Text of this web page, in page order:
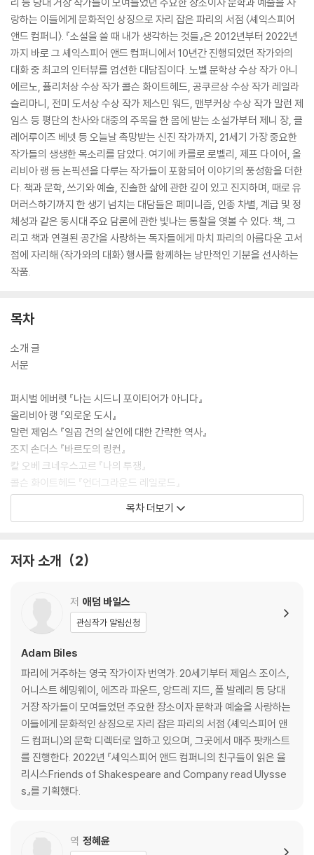
랑하는 이들에게 문화적인 상징으로 자리 잡은 파리의 서점 〈셰익스피어
앤드 컴퍼니〉. 『소설을 쓸 때 내가 생각하는 것들』은 2012년부터 2022년
까지 바로 그 셰익스피어 앤드 컴퍼니에서 10년간 진행되었던 작가와의
대화 중 최고의 인터뷰를 엄선한 대담집이다. 노벨 문학상 수상 작가 아니
에르노, 퓰리처상 수상 작가 콜슨 화이트헤드, 공쿠르상 수상 작가 레일라
슬리마니, 전미 도서상 수상 작가 제스민 워드, 맨부커상 수상 작가 말런 제
임스 등 평단의 찬사와 대중의 주목을 한 몸에 받는 소설가부터 제니 장, 클
레어루이즈 베넷 등 오늘날 촉망받는 신진 작가까지, 21세기 가장 중요한
작가들의 생생한 목소리를 담았다. 여기에 카를로 로벨리, 제프 다이어, 올
리비아 랭 등 논픽션을 다루는 작가들이 포함되어 이야기의 풍성함을 더한
다. 책과 문학, 쓰기와 예술, 진솔한 삶에 관한 깊이 있고 진지하며, 때로 유
머러스하기까지 한 생기 넘치는 대담들은 페미니즘, 인종 차별, 계급 및 정
체성과 같은 동시대 주요 담론에 관한 빛나는 통찰을 엿볼 수 있다. 책, 그
리고 책과 연결된 공간을 사랑하는 독자들에게 마치 파리의 아름다운 고서
점에 자리해 〈작가와의 대화〉 행사를 함께하는 낭만적인 기분을 선사하는
작품.
목차
소개 글
서문
퍼시벌 에버렛 『나는 시드니 포이티어가 아니다』
올리비아 랭 『외로운 도시』
말런 제임스 『일곱 건의 살인에 대한 간략한 역사』
조지 손더스 『바르도의 링컨』
칼 오베 크네우스고르 『나의 투쟁』
콜슨 화이트헤드 『언더그라운드 레일로드』
하리 쿤즈루 『하얀 눈물』
레일라 슬리마니 『달콤한 노래』
카를로 로벨리 『시간은 흐르지 않는다』
아니 에르노 『세월』
레이철 커스크 『영광』
미나 칸다사미 『내가 당신을 때렸을 때』
매들린 밀러 『키르케』
미리엄 테이브스 『위민 토킹』
케이티 키타무라 『친밀감』
클레어루이즈 베넷 『체크아웃 19』
제프 다이어 『로저 페더러의 마지막 날들과 다른 결말들』
감사의 말
옮긴이의 말
저작물 이용 허락에 관하여
목차 더보기
저자 소개 2
저 애덤 바일스
관심작가 알림신청
Adam Biles
파리에 거주하는 영국 작가이자 번역가. 20세기부터 제임스 조이스,
어니스트 헤밍웨이, 에즈라 파운드, 앙드레 지드, 폴 발레리 등 당대
거장 작가들이 모여들었던 주요한 장소이자 문학과 예술을 사랑하는
이들에게 문화적인 상징으로 자리 잡은 파리의 서점 〈셰익스피어 앤
드 컴퍼니〉의 문학 디렉터로 일하고 있으며, 그곳에서 매주 팟캐스트
를 진행한다. 2022년 『셰익스피어 앤드 컴퍼니의 친구들이 읽은 율
리시스Friends of Shakespeare and Company read Ulysse
s』를 기획했다.
역 정혜윤